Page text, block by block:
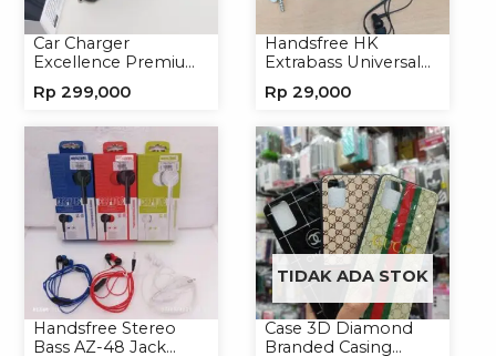
Car Charger
Excellence Premium
Handphone
Rp 299,000
Handsfree HK
Extrabass Universal
Earphone Headset
Rp 29,000
Handsfree Stereo
Bass AZ-48 Jack
TIDAK ADA STOK
Case 3D Diamond
Branded Casing